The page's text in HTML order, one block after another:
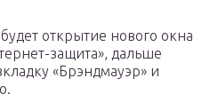
открытие нового окна
защита», дальше
«Брэндмауэр» и